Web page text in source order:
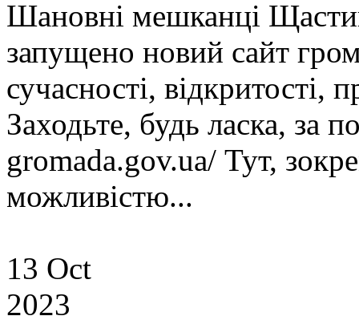
Шановні мешканці
запущено новий сайт
сучасності, відкритості,
Заходьте, будь ласка, за
gromada.gov.ua/ Тут,
можливістю...
13 Oct
2023